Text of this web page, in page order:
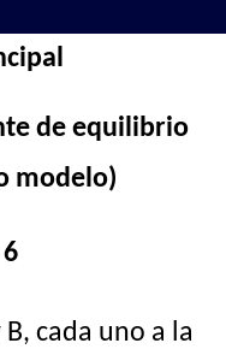
de equilibrio
modelo)
cada uno a la